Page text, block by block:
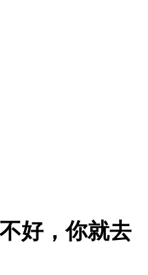
好，你就去